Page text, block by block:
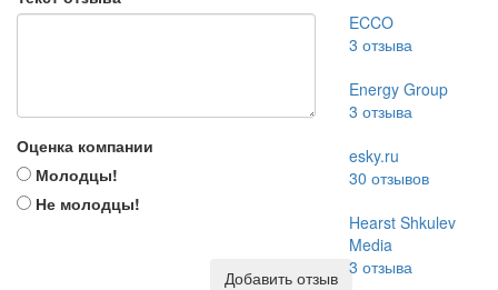
Оценка компании
Молодцы!
Не молодцы!
Добавить отзыв
ECCO
3 отзыва
Energy Group
3 отзыва
esky.ru
30 отзывов
Hearst Shkulev
Media
3 отзыва